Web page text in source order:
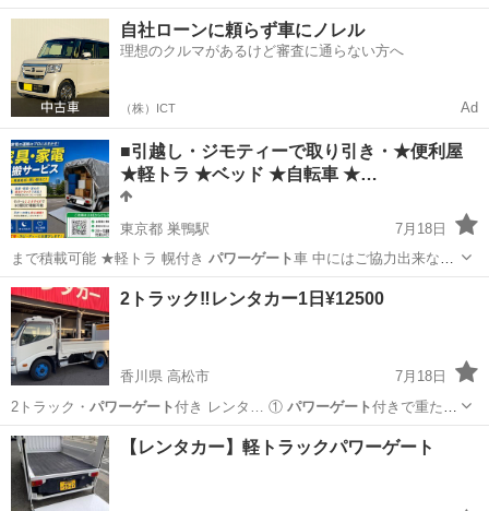
常…
香川 高松市 高田駅 引っ越し パワーゲート
自社ローンに頼らず車にノレル
理想のクルマがあるけど審査に通らない方へ
（株）ICT Ad
■引越し・ジモティーで取り引き・★便利屋
★軽トラ ★ベッド ★自転車 ★…
東京都 巣鴨駅
7月18日
まで積載可能 ★軽トラ 幌付き パワーゲート車 中にはご協力出来ない
場合…
東京 文京区 巣鴨駅 引っ越し 軽トラ
2トラック‼️レンタカー1日¥12500
香川県 高松市
7月18日
2トラック・ パワーゲート 付き レンタ… ① パワーゲート付きで重たい
荷… #トラックパワーゲート#レンタカ…
香川 高松市 引っ越し レンタカー
【レンタカー】軽トラックパワーゲート